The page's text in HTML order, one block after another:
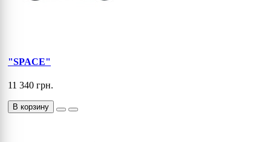
"SPACE"
11 340 грн.
В корзину